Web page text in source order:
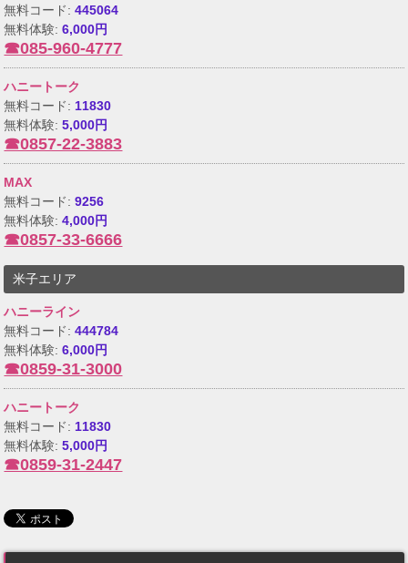
無料コード:445064
無料体験:6,000円
☎085-960-4777
ハニートーク
無料コード:11830
無料体験:5,000円
☎0857-22-3883
MAX
無料コード:9256
無料体験:4,000円
☎0857-33-6666
米子エリア
ハニーライン
無料コード:444784
無料体験:6,000円
☎0859-31-3000
ハニートーク
無料コード:11830
無料体験:5,000円
☎0859-31-2447